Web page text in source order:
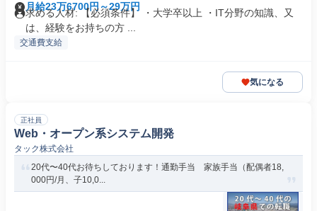
月給23万6700円～29万円
求める人材: 【必須条件】 ・大学卒以上 ・IT分野の知識、又
は、経験をお持ちの方 ...
交通費支給
気になる
正社員
Web・オープン系システム開発
タック株式会社
20代〜40代お待ちしております！通勤手当 家族手当（配偶者18,
000円/月、子10,0...